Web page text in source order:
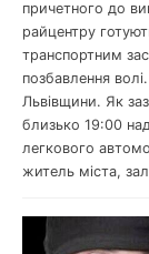
причетного до
райцентру
транспортним
позбавлення
Львівщини. Як
близько 19:00
легкового
житель міста,